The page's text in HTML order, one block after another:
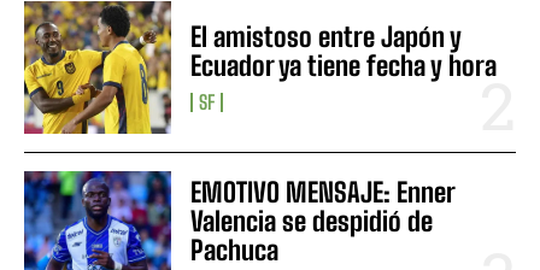
El amistoso entre Japón y
Ecuador ya tiene fecha y hora
SF
EMOTIVO MENSAJE: Enner
Valencia se despidió de
Pachuca